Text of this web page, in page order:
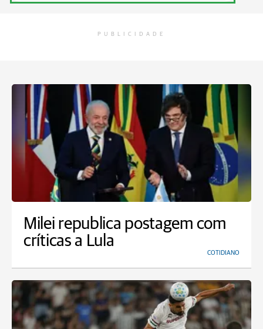
PUBLICIDADE
Milei republica postagem com
críticas a Lula
COTIDIANO